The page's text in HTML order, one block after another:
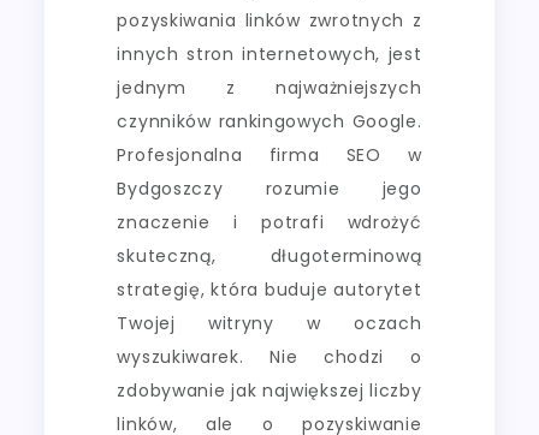
pozyskiwania linków zwrotnych z
innych stron internetowych, jest
jednym z najważniejszych
czynników rankingowych Google.
Profesjonalna firma SEO w
Bydgoszczy rozumie jego
znaczenie i potrafi wdrożyć
skuteczną, długoterminową
strategię, która buduje autorytet
Twojej witryny w oczach
wyszukiwarek. Nie chodzi o
zdobywanie jak największej liczby
linków, ale o pozyskiwanie